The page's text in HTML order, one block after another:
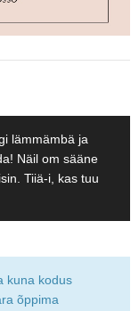
lämmämbä ja
Näil om sääne
Tiiä-i, kas tuu
kuna kodus
õppima